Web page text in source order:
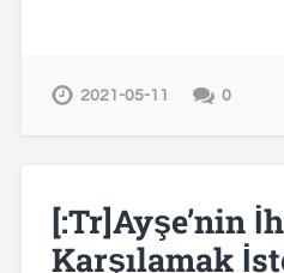
2021-05-11 0
[:tr]Ayşe’nin
Karşılamak